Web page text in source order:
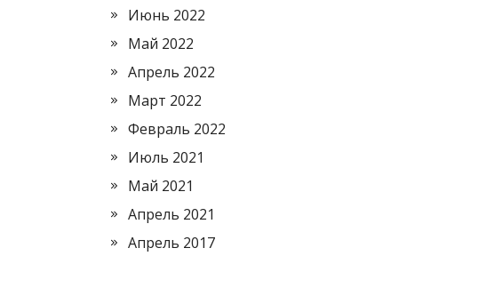
Июнь 2022
Май 2022
Апрель 2022
Март 2022
Февраль 2022
Июль 2021
Май 2021
Апрель 2021
Апрель 2017